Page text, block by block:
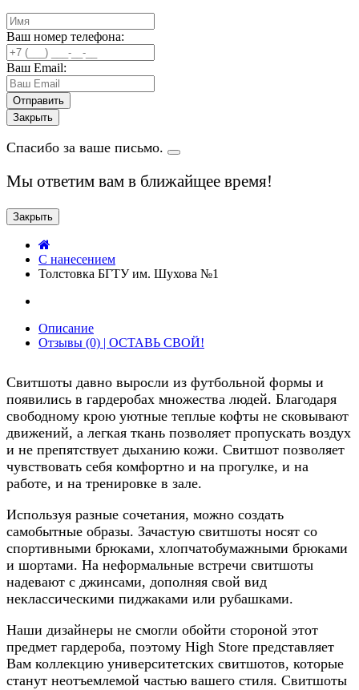
Ваш номер телефона:
Ваш Email:
Закрыть
Спасибо за ваше письмо.
Мы ответим вам в ближайщее время!
Закрыть
C нанесением
Толстовка БГТУ им. Шухова №1
Описание
Отзывы (0) | ОСТАВЬ СВОЙ!
Свитшоты давно выросли из футбольной формы и
появились в гардеробах множества людей. Благодаря
свободному крою уютные теплые кофты не сковывают
движений, а легкая ткань позволяет пропускать воздух
и не препятствует дыханию кожи. Свитшот позволяет
чувствовать себя комфортно и на прогулке, и на
работе, и на тренировке в зале.
Используя разные сочетания, можно создать
самобытные образы. Зачастую свитшоты носят со
спортивными брюками, хлопчатобумажными брюками
и шортами. На неформальные встречи свитшоты
надевают с джинсами, дополняя свой вид
неклассическими пиджаками или рубашками.
Наши дизайнеры не смогли обойти стороной этот
предмет гардероба, поэтому High Store представляет
Вам коллекцию университетских свитшотов, которые
станут неотъемлемой частью вашего стиля. Свитшоты